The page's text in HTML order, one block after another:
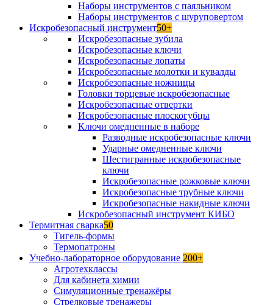
Наборы инструментов с паяльником
Наборы инструментов с шуруповертом
Искробезопасный инструмент50+
Искробезопасные зубила
Искробезопасные ключи
Искробезопасные лопаты
Искробезопасные молотки и кувалды
Искробезопасные ножницы
Головки торцевые искробезопасные
Искробезопасные отвертки
Искробезопасные плоскогубцы
Ключи омедненные в наборе
Разводные искробезопасные ключи
Ударные омедненные ключи
Шестигранные искробезопасные
ключи
Искробезопасные рожковые ключи
Искробезопасные трубные ключи
Искробезопасные накидные ключи
Искробезопасный инструмент КИБО
Термитная сварка50
Тигель-формы
Термопатроны
Учебно-лабораторное оборудование 200+
Агротехклассы
Для кабинета химии
Симуляционные тренажёры
Стрелковые тренажеры